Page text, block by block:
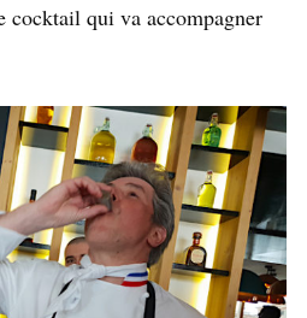
cocktail qui va accompagner